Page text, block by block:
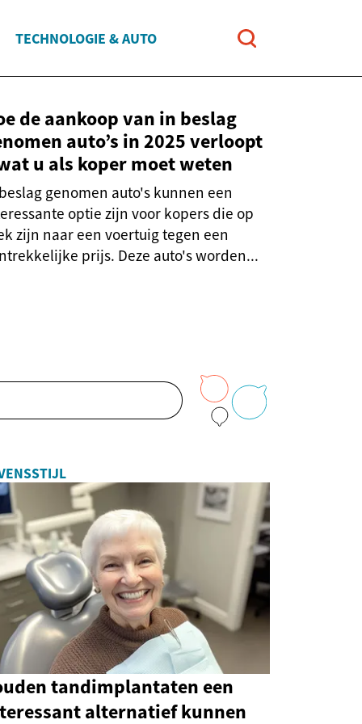
TECHNOLOGIE & AUTO
de aankoop van in beslag
auto’s in 2025 verloopt
u als koper moet weten
genomen auto's kunnen een
optie zijn voor kopers die op
zijn naar een voertuig tegen een
prijs. Deze auto's worden...
tandimplantaten een
alternatief kunnen